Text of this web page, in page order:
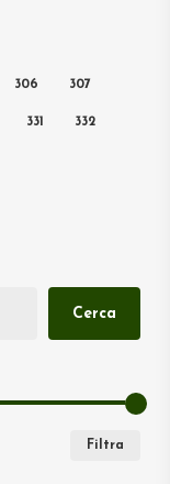
306 307
331 332
Cerca
Filtra